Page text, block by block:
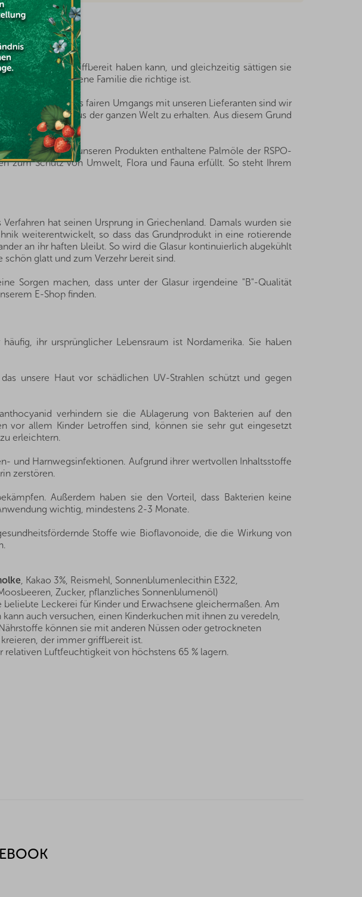
man immer griffbereit haben kann, und gleichzeitig sättigen sie
Sorte für die eigene Familie die richtige ist.
und des fairen Umgangs mit unseren Lieferanten sind wir
und Früchte aus der ganzen Welt zu erhalten. Aus diesem Grund
alle in unseren Produkten enthaltene Palmöle der RSPO-
zum Schutz von Umwelt, Flora und Fauna erfüllt. So steht Ihrem
hat seinen Ursprung in Griechenland. Damals wurden sie
weiterentwickelt, so dass das Grundprodukt in eine rotierende
an ihr haften bleibt. So wird die Glasur kontinuierlich abgekühlt
glatt und zum Verzehr bereit sind.
Sorgen machen, dass unter der Glasur irgendeine "B"-Qualität
E-Shop finden.
ihr ursprünglicher Lebensraum ist Nordamerika. Sie haben
unsere Haut vor schädlichen UV-Strahlen schützt und gegen
verhindern sie die Ablagerung von Bakterien auf den
vor allem Kinder betroffen sind, können sie sehr gut eingesetzt
erleichtern.
und Harnwegsinfektionen. Aufgrund ihrer wertvollen Inhaltsstoffe
zerstören.
Außerdem haben sie den Vorteil, dass Bakterien keine
wichtig, mindestens 2-3 Monate.
Stoffe wie Bioflavonoide, die die Wirkung von
, Kakao 3%, Reismehl, Sonnenblumenlecithin E322,
Zucker, pflanzliches Sonnenblumenöl)
Leckerei für Kinder und Erwachsene gleichermaßen. Am
auch versuchen, einen Kinderkuchen mit ihnen zu veredeln,
können sie mit anderen Nüssen oder getrockneten
der immer griffbereit ist.
Luftfeuchtigkeit von höchstens 65 % lagern.